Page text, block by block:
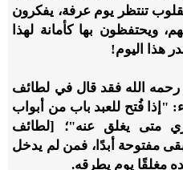
تنتظر يوم عرفة، يفكرون
ويحتفظون بها كأمانة لهذا
هذا اليوم!
رحمه الله فقد قال في لطائف
فُتح للعبد باب من أبواب
متى يغلق عنه"؛ [لطائف
لا تبقى مفتوحة أبدًا، فمن لم يدخل
مغلقًا يوم يطرقه.